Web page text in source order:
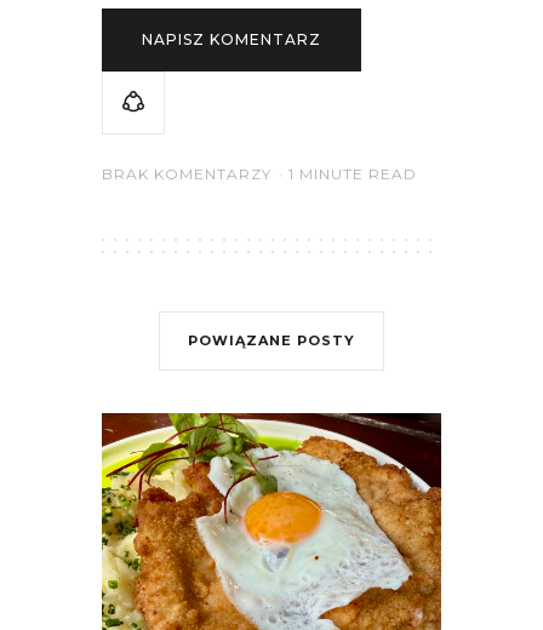
NAPISZ KOMENTARZ
BRAK KOMENTARZY 1 MINUTE READ
POWIĄZANE POSTY